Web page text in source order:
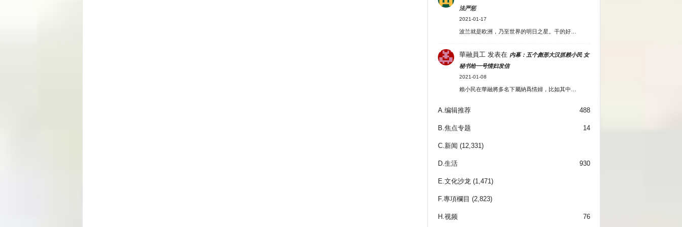
法严惩
2021-01-17
波兰就是欧洲，乃至世界的明日之星。干的好…
華融員工 发表在 内幕：五个彪形大汉抓赖小民 女
秘书给一号情妇发信
2021-01-08
賴小民在華融將多名下屬納爲情婦，比如其中…
A.编辑推荐 488
B.焦点专题 14
C.新闻 (12,331)
D.生活 930
E.文化沙龙 (1,471)
F.專項欄目 (2,823)
H.视频 76